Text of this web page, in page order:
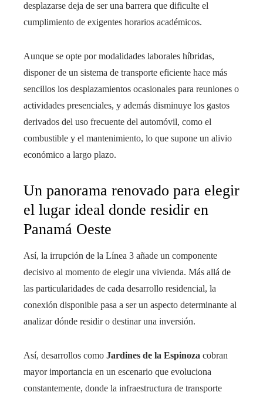
desplazarse deja de ser una barrera que dificulte el
cumplimiento de exigentes horarios académicos.
Aunque se opte por modalidades laborales híbridas,
disponer de un sistema de transporte eficiente hace más
sencillos los desplazamientos ocasionales para reuniones o
actividades presenciales, y además disminuye los gastos
derivados del uso frecuente del automóvil, como el
combustible y el mantenimiento, lo que supone un alivio
económico a largo plazo.
Un panorama renovado para elegir
el lugar ideal donde residir en
Panamá Oeste
Así, la irrupción de la Línea 3 añade un componente
decisivo al momento de elegir una vivienda. Más allá de
las particularidades de cada desarrollo residencial, la
conexión disponible pasa a ser un aspecto determinante al
analizar dónde residir o destinar una inversión.
Así, desarrollos como Jardines de la Espinoza cobran
mayor importancia en un escenario que evoluciona
constantemente, donde la infraestructura de transporte